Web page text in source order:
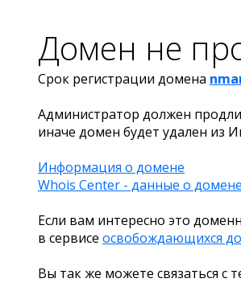
Домен не
Срок регистрации домена
Администратор должен
иначе домен будет удален из
Информация о домене
Whois Center - данные о
Если вам интересно это
в сервисе освобождающихся
Вы так же можете связаться